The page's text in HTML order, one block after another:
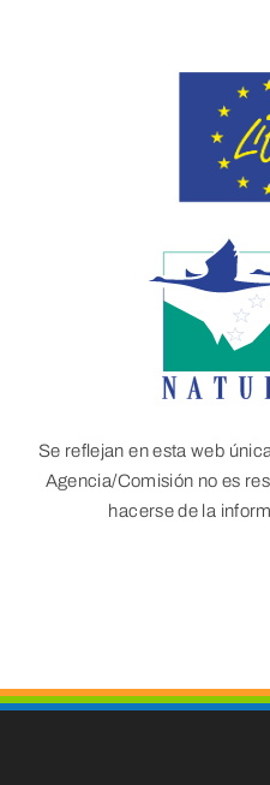
Se reflejan en esta web
Agencia/Comisión no es
hacerse de la